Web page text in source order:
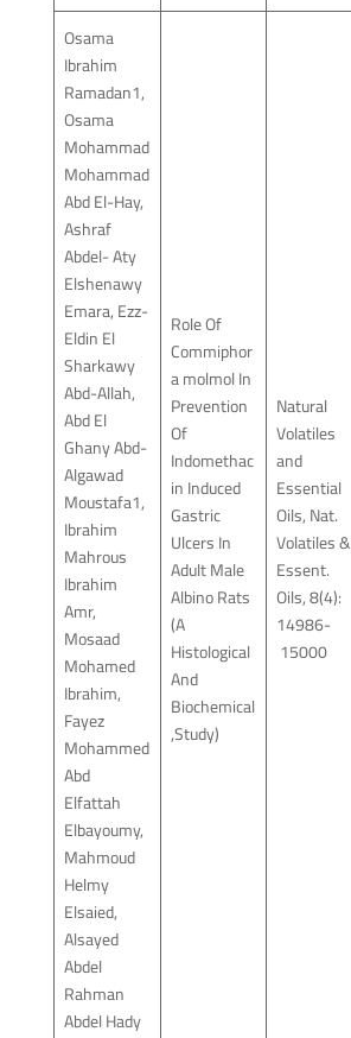
Natural
Volatiles
and
Essential
Oils, Nat.
Volatiles &
Essent.
Oils, 8(4):
14986-
15000
Role Of
Commiphor
a molmol In
Prevention
Of
Indomethac
in Induced
Gastric
Ulcers In
Adult Male
Albino Rats
(A
Histological
And
Biochemical
Study),
Osama
Ibrahim
Ramadan1,
Osama
Mohammad
Mohammad
Abd El-Hay,
Ashraf
Abdel- Aty
Elshenawy
Emara, Ezz-
Eldin El
Sharkawy
Abd-Allah,
Abd El
Ghany Abd-
Algawad
Moustafa1,
Ibrahim
Mahrous
Ibrahim
Amr,
Mosaad
Mohamed
Ibrahim,
Fayez
Mohammed
Abd
Elfattah
Elbayoumy,
Mahmoud
Helmy
Elsaied,
Alsayed
Abdel
Rahman
Abdel Hady